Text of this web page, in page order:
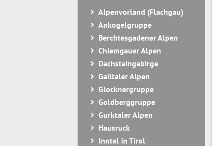
Alpenvorland (Flachgau)
Ankogelgruppe
Berchtesgadener Alpen
Chiemgauer Alpen
Dachsteingebirge
Gailtaler Alpen
Glocknergruppe
Goldberggruppe
Gurktaler Alpen
Hausruck
Inntal in Tirol